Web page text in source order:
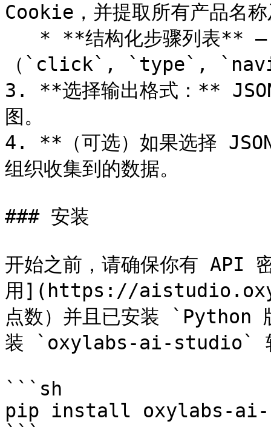
Cookie，并提取所有产品名
（`click`, `type`,
3. **选择输出格式：**
图。
4. **（可选）如果选择
组织收集到的数据。
### 安装
开始之前，请确保你有 API
用](https://
点数）并且已安装 `Python
装 `oxylabs-ai-studio`
```sh
pip install oxylabs-ai-
```